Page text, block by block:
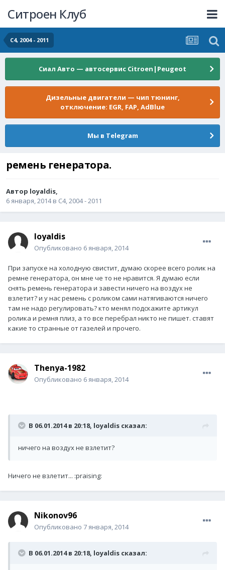
Ситроен Клуб
С4, 2004 - 2011
Сиал Авто — автосервис Citroen|Peugeot
Дизельные двигатели — чип тюнинг,
отключение: EGR, FAP, AdBlue
Мы в Telegram
ремень генератора.
Автор loyaldis,
6 января, 2014в С4, 2004 - 2011
loyaldis
Опубликовано 6 января, 2014
При запуске на холодную свистит, думаю скорее всего ролик на
ремне генератора, он мне че то не нравится. Я думаю если
снять ремень генератора и завести ничего на воздух не
взлетит? и у нас ремень с роликом сами натягиваются ничего
там не надо регулировать? кто менял подскажите артикул
ролика и ремня плиз, а то все перебрал никто не пишет. ставят
какие то странные от газелей и прочего.
Thenya-1982
Опубликовано 6 января, 2014
В 06.01.2014 в 20:18, loyaldis сказал:
ничего на воздух не взлетит?
Ничего не взлетит... :praising:
Nikonov96
Опубликовано 7 января, 2014
В 06.01.2014 в 20:18, loyaldis сказал: